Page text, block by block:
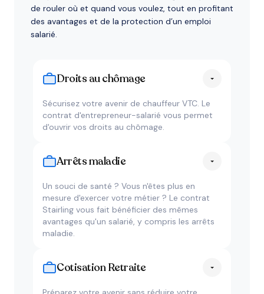
de rouler où et quand vous voulez, tout en profitant
des avantages et de la protection d’un emploi
salarié.
Droits au chômage
Sécurisez votre avenir de chauffeur VTC. Le
contrat d'entrepreneur-salarié vous permet
d'ouvrir vos droits au chômage.
Arrêts maladie
Un souci de santé ? Vous n'êtes plus en
mesure d'exercer votre métier ? Le contrat
Stairling vous fait bénéficier des mêmes
avantages qu'un salarié, y compris les arrêts
maladie.
Cotisation Retraite